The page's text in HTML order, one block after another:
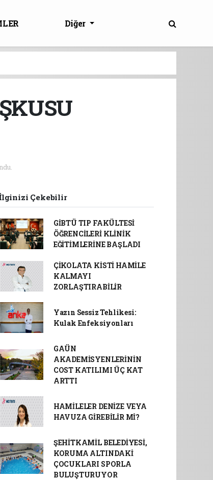
Diğer
Çekebilir
GİBTÜ TIP FAKÜLTESİ
ÖĞRENCİLERİ KLİNİK
EĞİTİMLERİNE BAŞLADI
ÇİKOLATA KİSTİ HAMİLE
KALMAYI
ZORLAŞTIRABİLİR
Yazın Sessiz Tehlikesi:
Kulak Enfeksiyonları
GAÜN
AKADEMİSYENLERİNİN
COST KATILIMI ÜÇ KAT
ARTTI
HAMİLELER DENİZE VEYA
HAVUZA GİREBİLİR Mİ?
ŞEHİTKAMİL BELEDİYESİ,
KORUMA ALTINDAKİ
ÇOCUKLARI SPORLA
BULUŞTURUYOR